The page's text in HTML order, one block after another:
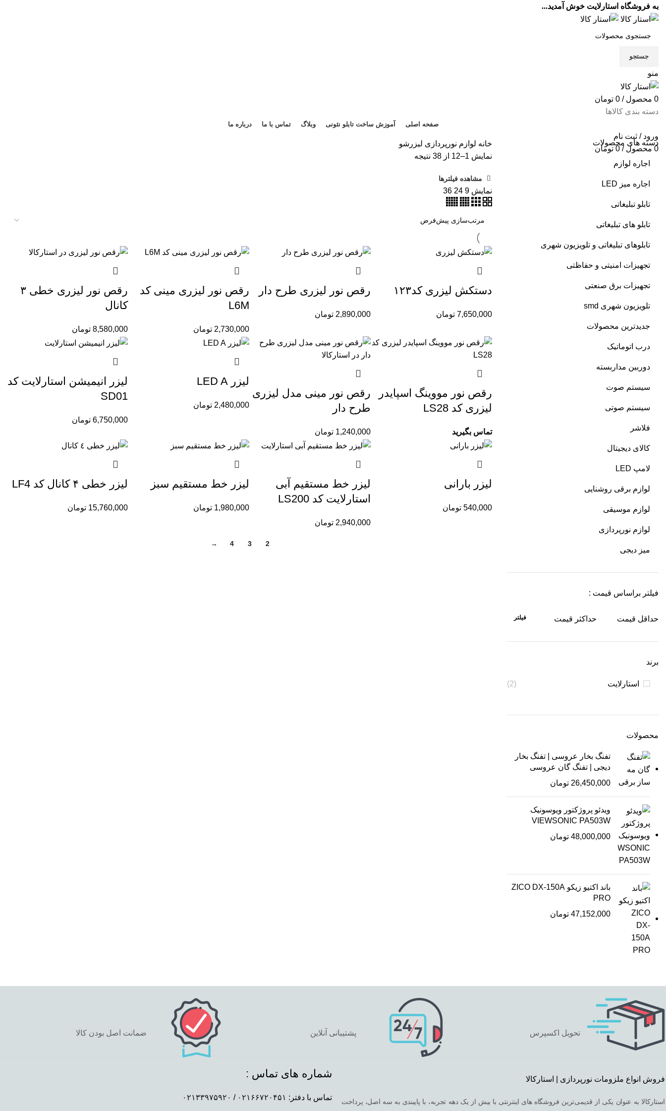
به فروشگاه استارلایت خوش آمدید...
جستجو
منو
0 محصول /
0 تومان
دسته بندی کالاها
صفحه اصلی آموزش ساخت تابلو نئونی وبلاگ تماس با ما درباره ما
ورود / ثبت نام
0 محصول /
0 تومان
دسته های محصولات
اجاره لوازم
اجاره میز LED
تابلو تبلیغاتى
تابلو های تبلیغاتی
تابلوهاى تبلیغاتى و تلویزیون شهری
تجهیزات امنیتى و حفاظتی
تجهیزات برق صنعتی
تلویزیون شهرى smd
جدیدترین محصولات
درب اتوماتیک
دوربین مداربسته
سیستم صوت
سیستم صوتی
فلاشر
کالای دیجیتال
لامپ LED
لوازم برقی روشنایی
لوازم موسیقی
لوازم نورپردازی
میز دیجی
فیلتر براساس قیمت :
حداقل قیمت حداکثر قیمت فیلتر
برند
استارلايت (2)
محصولات
تفنگ بخار عروسی | تفنگ بخار
دیجی | تفنگ گان عروسی
26,450,000 تومان
ویدئو پروژکتور ویوسونیک
VIEWSONIC PA503W
48,000,000 تومان
باند اکتیو زیکو ZICO DX-150A
PRO
47,152,000 تومان
خانه لوازم نورپردازی لیزرشو
نمایش 1–12 از 38 نتیجه
مشاهده فیلترها
نمایش 9
24
36
دستکش لیزرى کد۱۲۳
7,650,000 تومان
رقص نور لیزرى طرح دار
2,890,000 تومان
رقص نور لیزرى مینى کد
L6M
2,730,000 تومان
رقص نور لیزری خطی ۳
کانال
8,580,000 تومان
رقص نور مووینگ اسپایدر
لیزرى کد LS28
تماس بگیرید
رقص نور مینی مدل لیزری
طرح دار
1,240,000 تومان
لیزر LED A
2,480,000 تومان
لیزر انیمیشن استارلایت کد
SD01
6,750,000 تومان
لیزر بارانى
540,000 تومان
لیزر خط مستقیم آبى
استارلایت کد LS200
2,940,000 تومان
لیزر خط مستقیم سبز
1,980,000 تومان
لیزر خطى ۴ کانال کد LF4
15,760,000 تومان
2
3
4
→
ضمانت اصل بودن کالا پشتیبانی آنلاین تحویل اکسپرس
فروش انواع ملزومات نورپردازی | استارکالا
استارکالا به عنوان یکی از قدیمی‌ترین فروشگاه های اینترنتی با بیش از یک دهه تجربه، با پایبندی به سه اصل، پرداخت
شماره های تماس :
تماس با دفتر: ٠٢١۶۶٧٢٠۴۵١ / ٠٢١٣٣٩٧۵٩٢٠